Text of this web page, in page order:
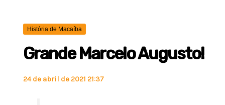
História de Macaíba
Grande Marcelo Augusto!
24 de abril de 2021 21:37